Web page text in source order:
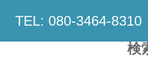
TEL: 080-3464-8310
検